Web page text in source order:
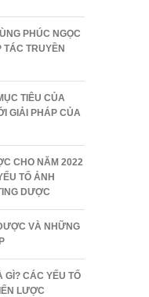
PHÚC NGỌC
TÁC TRUYỀN
TIÊU CỦA
GIẢI PHÁP CỦA
CHO NĂM 2022
TỐ ẢNH
DƯỢC
VÀ NHỮNG
GÌ? CÁC YẾU TỐ
LƯỢC